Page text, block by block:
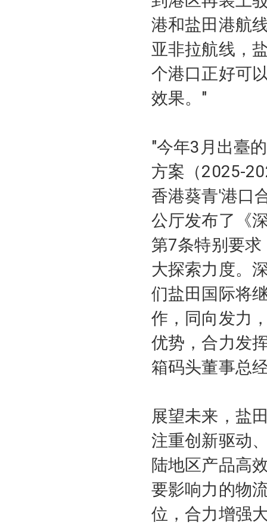
港和盐田港航
亚非拉航线，
个港口正好可
效果。"
"今年3月出臺
方案（2025-
香港葵青'港口
公厅发布了《
第7条特别要
大探索力度。
们盐田国际将
作，同向发力
优势，合力发
箱码头董事总
展望未来，盐
注重创新驱动
陆地区产品高
要影响力的物
位，合力增强